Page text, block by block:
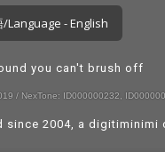
Language - English
you can't brush off
/ NexTone: ID000000232,
since 2004, a digitiminimi